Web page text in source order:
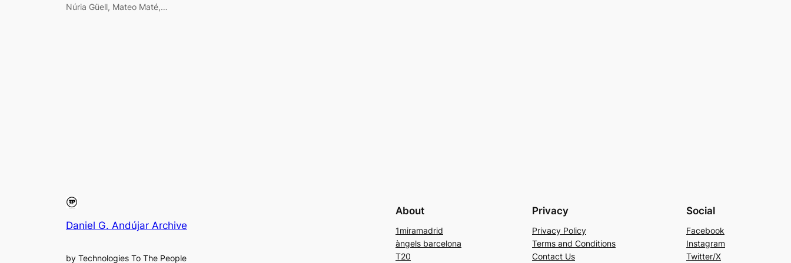
Núria Güell, Mateo Maté,…
Daniel G. Andújar Archive
by Technologies To The People
About
1miramadrid
àngels barcelona
T20
Privacy
Privacy Policy
Terms and Conditions
Contact Us
Social
Facebook
Instagram
Twitter/X